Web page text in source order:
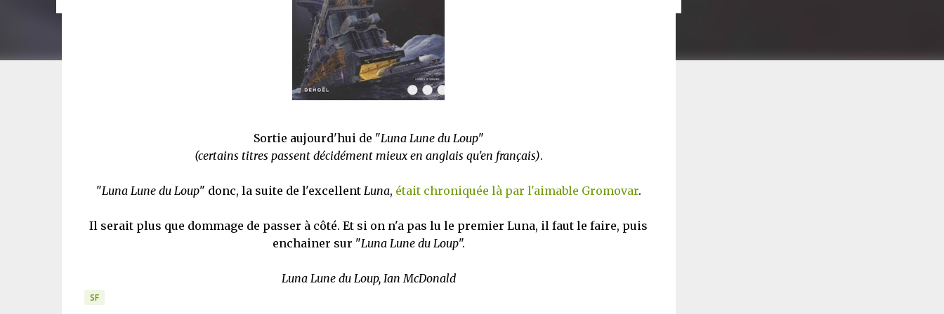
Sortie aujourd'hui de "Luna Lune du Loup"
(certains titres passent décidément mieux en anglais qu'en français).
"Luna Lune du Loup" donc, la suite de l'excellent Luna, était chroniquée là par l'aimable Gromovar.
Il serait plus que dommage de passer à côté. Et si on n'a pas lu le premier Luna, il faut le faire, puis
enchainer sur "Luna Lune du Loup".
Luna Lune du Loup, Ian McDonald
SF